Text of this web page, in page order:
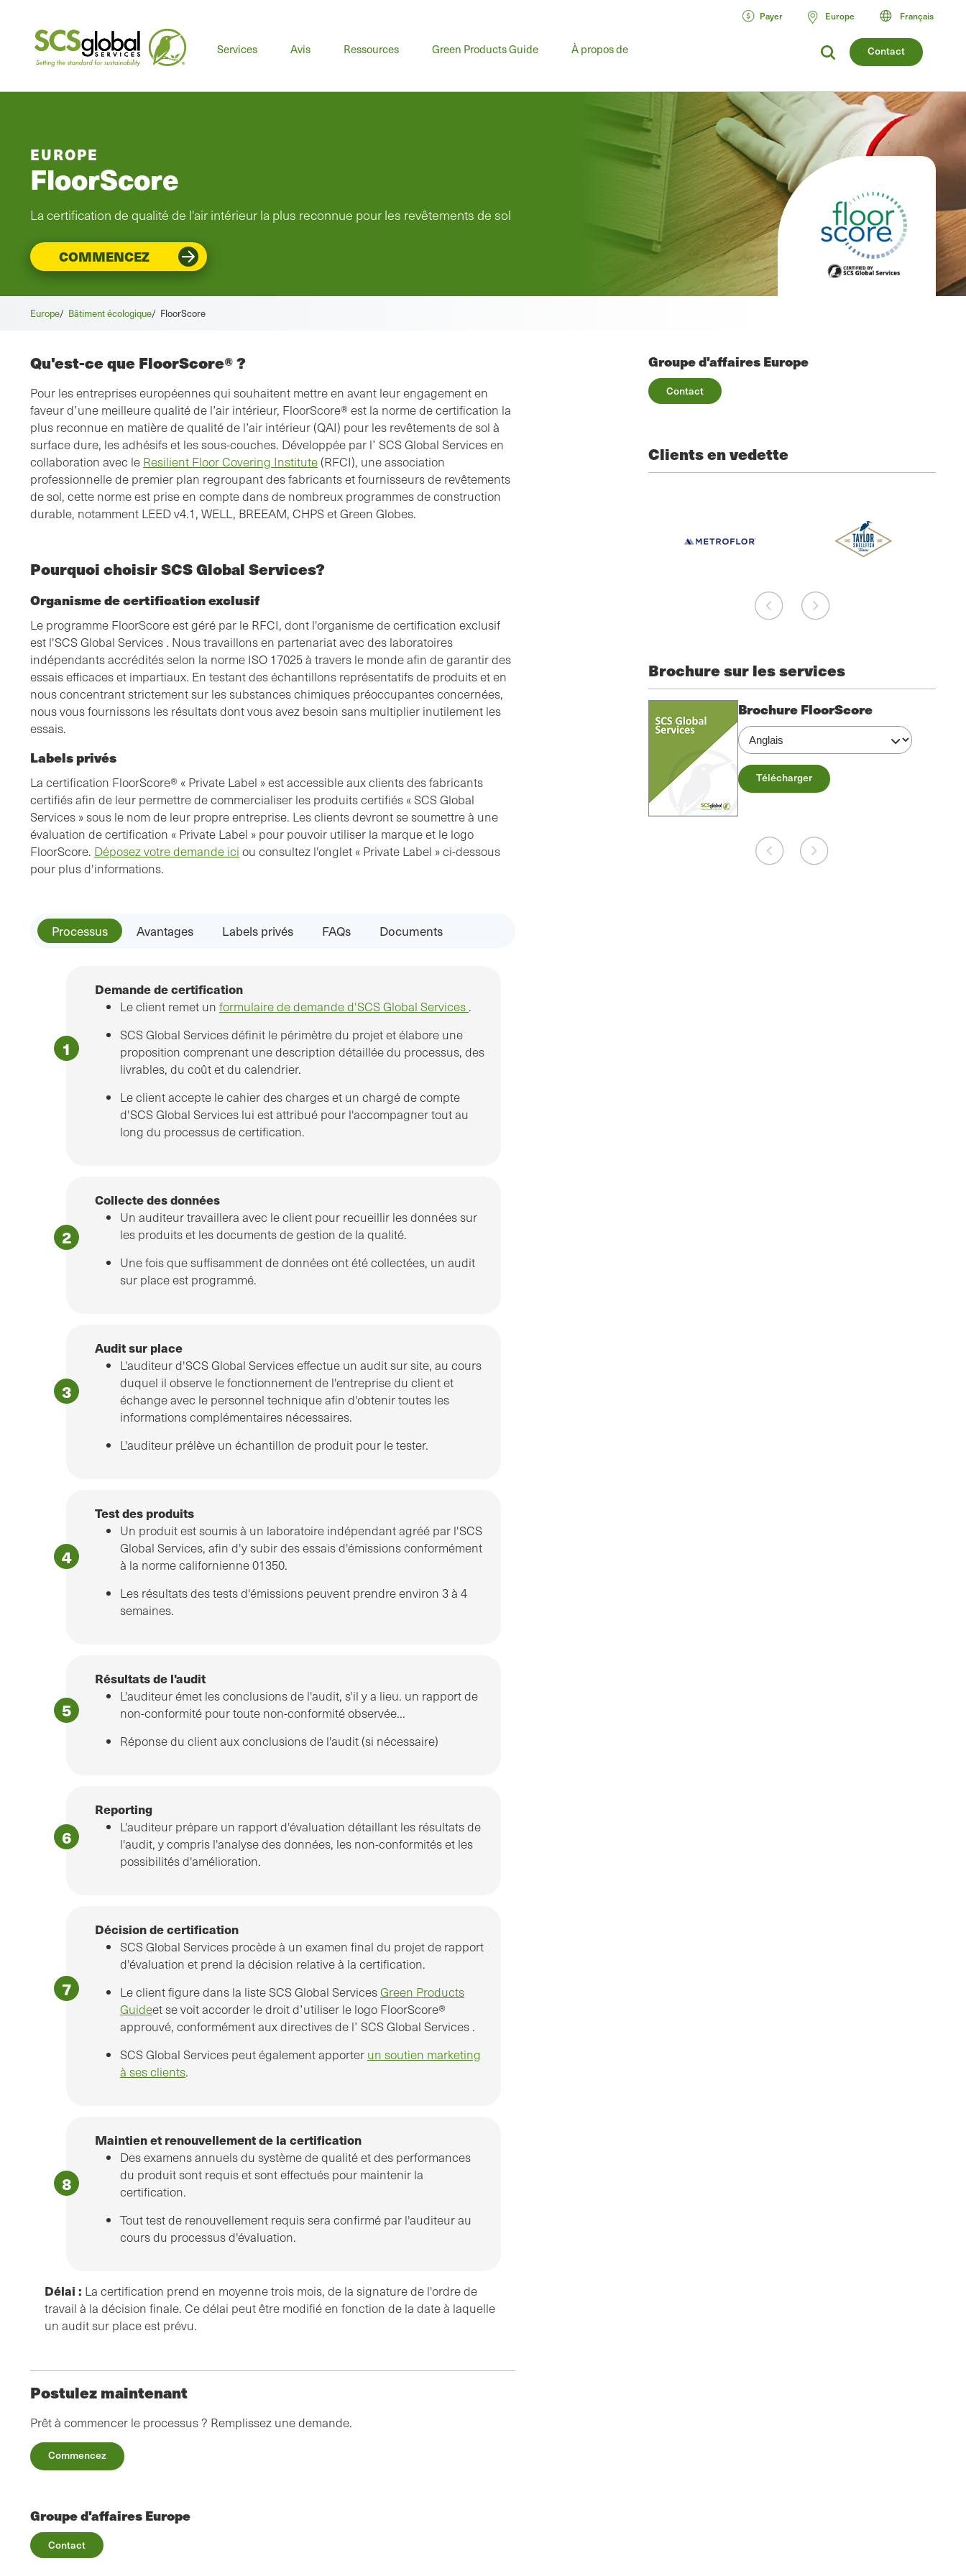
Contact
Services Avis Ressources Green Products Guide À propos de
Payer Europe Français
EUROPE
FloorScore
La certification de qualité de l'air intérieur la plus reconnue pour les revêtements de sol
COMMENCEZ
Europe/ Bâtiment écologique/ FloorScore
Groupe d'affaires Europe
Contact
Qu'est-ce que FloorScore® ?
Pour les entreprises européennes qui souhaitent mettre en avant leur engagement en
faveur d’une meilleure qualité de l’air intérieur, FloorScore® est la norme de certification la
plus reconnue en matière de qualité de l’air intérieur (QAI) pour les revêtements de sol à
surface dure, les adhésifs et les sous-couches. Développée par l’ SCS Global Services en
collaboration avec le Resilient Floor Covering Institute (RFCI), une association
professionnelle de premier plan regroupant des fabricants et fournisseurs de revêtements
de sol, cette norme est prise en compte dans de nombreux programmes de construction
durable, notamment LEED v4.1, WELL, BREEAM, CHPS et Green Globes.
Pourquoi choisir SCS Global Services?
Organisme de certification exclusif
Le programme FloorScore est géré par le RFCI, dont l'organisme de certification exclusif
est l'SCS Global Services . Nous travaillons en partenariat avec des laboratoires
indépendants accrédités selon la norme ISO 17025 à travers le monde afin de garantir des
essais efficaces et impartiaux. En testant des échantillons représentatifs de produits et en
nous concentrant strictement sur les substances chimiques préoccupantes concernées,
nous vous fournissons les résultats dont vous avez besoin sans multiplier inutilement les
essais.
Labels privés
La certification FloorScore® « Private Label » est accessible aux clients des fabricants
certifiés afin de leur permettre de commercialiser les produits certifiés « SCS Global
Services » sous le nom de leur propre entreprise. Les clients devront se soumettre à une
évaluation de certification « Private Label » pour pouvoir utiliser la marque et le logo
FloorScore. Déposez votre demande ici ou consultez l'onglet « Private Label » ci-dessous
pour plus d'informations.
Processus Avantages Labels privés FAQs Documents
Demande de certification
Le client remet un formulaire de demande d'SCS Global Services .
SCS Global Services définit le périmètre du projet et élabore une
proposition comprenant une description détaillée du processus, des
livrables, du coût et du calendrier.
Le client accepte le cahier des charges et un chargé de compte
d'SCS Global Services lui est attribué pour l'accompagner tout au
long du processus de certification.
Collecte des données
Un auditeur travaillera avec le client pour recueillir les données sur
les produits et les documents de gestion de la qualité.
Une fois que suffisamment de données ont été collectées, un audit
sur place est programmé.
Audit sur place
L'auditeur d'SCS Global Services effectue un audit sur site, au cours
duquel il observe le fonctionnement de l'entreprise du client et
échange avec le personnel technique afin d'obtenir toutes les
informations complémentaires nécessaires.
L'auditeur prélève un échantillon de produit pour le tester.
Test des produits
Un produit est soumis à un laboratoire indépendant agréé par l'SCS
Global Services, afin d'y subir des essais d'émissions conformément
à la norme californienne 01350.
Les résultats des tests d'émissions peuvent prendre environ 3 à 4
semaines.
Résultats de l'audit
L'auditeur émet les conclusions de l'audit, s'il y a lieu. un rapport de
non-conformité pour toute non-conformité observée...
Réponse du client aux conclusions de l'audit (si nécessaire)
Reporting
L'auditeur prépare un rapport d'évaluation détaillant les résultats de
l'audit, y compris l'analyse des données, les non-conformités et les
possibilités d'amélioration.
Décision de certification
SCS Global Services procède à un examen final du projet de rapport
d'évaluation et prend la décision relative à la certification.
Le client figure dans la liste SCS Global ServicesGreen Products
Guideet se voit accorder le droit d’utiliser le logo FloorScore®
approuvé, conformément aux directives de l’ SCS Global Services .
SCS Global Services peut également apporter un soutien marketing
à ses clients.
Maintien et renouvellement de la certification
Des examens annuels du système de qualité et des performances
du produit sont requis et sont effectués pour maintenir la
certification.
Tout test de renouvellement requis sera confirmé par l'auditeur au
cours du processus d'évaluation.
Délai : La certification prend en moyenne trois mois, de la signature de l'ordre de
travail à la décision finale. Ce délai peut être modifié en fonction de la date à laquelle
un audit sur place est prévu.
Postulez maintenant
Prêt à commencer le processus ? Remplissez une demande.
Commencez
Groupe d'affaires Europe
Contact
Clients en vedette
Brochure sur les services
Brochure sur les marques
Télécharger
Brochure FloorScore
Télécharger